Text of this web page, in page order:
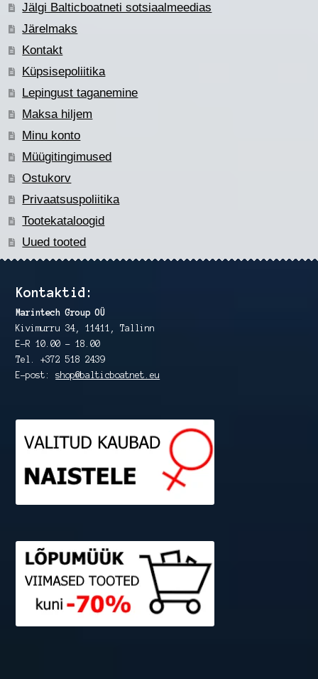
Jälgi Balticboatneti sotsiaalmeedias
Järelmaks
Kontakt
Küpsisepoliitika
Lepingust taganemine
Maksa hiljem
Minu konto
Müügitingimused
Ostukorv
Privaatsuspoliitika
Tootekataloogid
Uued tooted
Kontaktid:
Marintech Group OÜ
Kivimurru 34, 11411, Tallinn
E-R 10.00 – 18.00
Tel. +372 518 2439
E-post:shop@balticboatnet.eu